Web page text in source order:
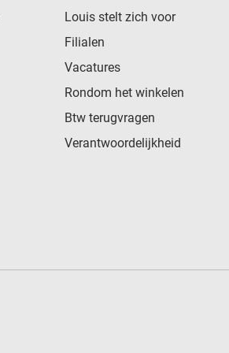
Louis stelt zich voor
Filialen
Vacatures
Rondom het winkelen
Btw terugvragen
Verantwoordelijkheid